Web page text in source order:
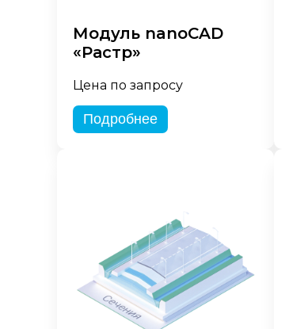
Модуль nanoCAD
«Растр»
Цена по запросу
Подробнее